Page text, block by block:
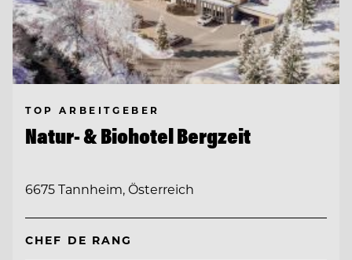
TOP ARBEITGEBER
Natur- & Biohotel Bergzeit
6675 Tannheim, Österreich
CHEF DE RANG